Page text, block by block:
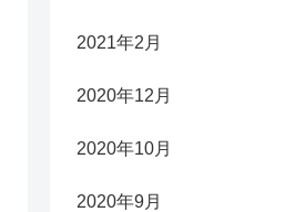
2021年2月
2020年12月
2020年10月
2020年9月